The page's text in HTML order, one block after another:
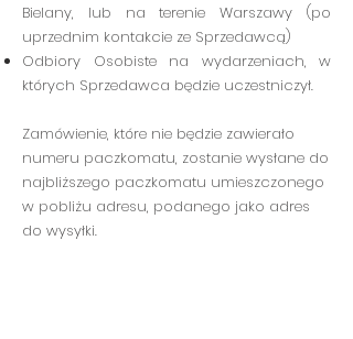
Bielany, lub na terenie Warszawy (po
uprzednim kontakcie ze Sprzedawcą)
Odbiory Osobiste na wydarzeniach, w
których Sprzedawca będzie uczestniczył.
Zamówienie, które nie będzie zawierało
numeru paczkomatu, zostanie wysłane do
najbliższego paczkomatu umieszczonego
w pobliżu adresu, podanego jako adres
do wysyłki.